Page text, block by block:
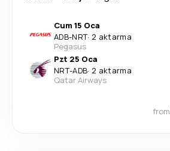
Cum 15 Oca
ADB-NRT· 2 aktarma
Pegasus
Pzt 25 Oca
NRT-ADB· 2 aktarma
Qatar Airways
from